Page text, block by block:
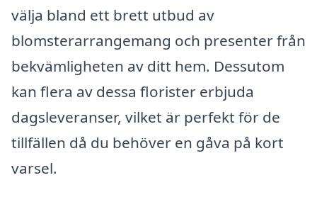
välja bland ett brett utbud av
blomsterarrangemang och presenter från
bekvämligheten av ditt hem. Dessutom
kan flera av dessa florister erbjuda
dagsleveranser, vilket är perfekt för de
tillfällen då du behöver en gåva på kort
varsel.